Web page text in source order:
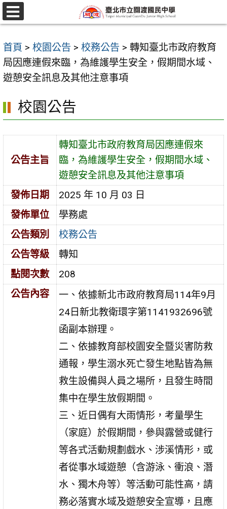
跳
至
要
內
容
選
單
首頁 > 校園公告 > 校務公告 > 轉知臺北市政府教育
局因應連假來臨，為維護學生安全，假期間水域、
遊憩安全訊息及其他注意事項
校園公告
公告主旨
轉知臺北市政府教育局因應連假來
臨，為維護學生安全，假期間水域、
遊憩安全訊息及其他注意事項
發佈日期
2025 年 10 月 03 日
發佈單位
學務處
公告類別
校務公告
公告等級
轉知
點閱次數
208
公告內容
一、依據新北市政府教育局114年9月
24日新北教衛環字第1141932696號
函副本辦理。
二、依據教育部校園安全暨災害防救
通報，學生溺水死亡發生地點皆為無
救生設備與人員之場所，且發生時間
集中在學生放假期間。
三、近日偶有大雨情形，考量學生
（家庭）於假期間，參與露營或健行
等各式活動規劃戲水、涉溪情形，或
者從事水域遊憩（含游泳、衝浪、潛
水、獨木舟等）等活動可能性高，請
務必落實水域及遊憩安全宣導，且應